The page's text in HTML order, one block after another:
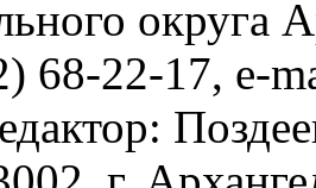
округа
68-22-17, e-